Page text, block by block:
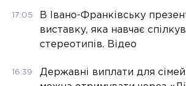
17:05
В Івано-Франківську
виставку, яка навчає
стереотипів. Відео
16:39
Державні виплати для сімей